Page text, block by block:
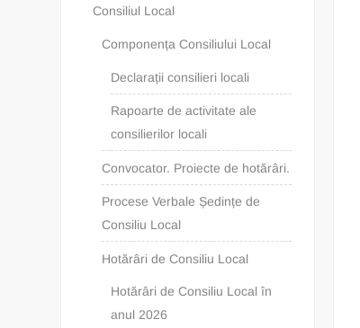
Consiliul Local
Componența Consiliului Local
Declarații consilieri locali
Rapoarte de activitate ale
consilierilor locali
Convocator. Proiecte de hotărâri.
Procese Verbale Ședințe de
Consiliu Local
Hotărâri de Consiliu Local
Hotărâri de Consiliu Local în
anul 2026